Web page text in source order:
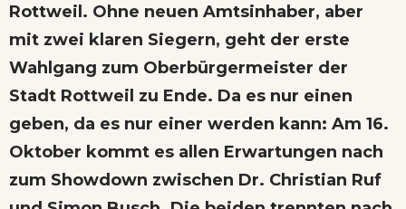
Rottweil. Ohne neuen Amtsinhaber, aber
mit zwei klaren Siegern, geht der erste
Wahlgang zum Oberbürgermeister der
Stadt Rottweil zu Ende. Da es nur einen
geben, da es nur einer werden kann: Am 16.
Oktober kommt es allen Erwartungen nach
zum Showdown zwischen Dr. Christian Ruf